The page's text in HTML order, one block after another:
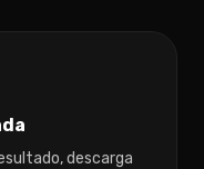
descarga